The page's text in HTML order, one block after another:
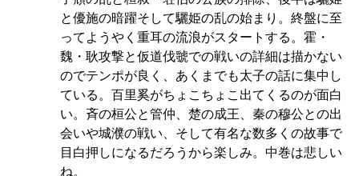
と優施の暗躍そして驪姫の乱の始まり。終盤に至
ってようやく重耳の流浪がスタートする。霍・
魏・耿攻撃と仮道伐虢での戦いの詳細は描かない
のでテンポが良く、あくまでも太子の話に集中し
ている。百里奚がちょこちょこ出てくるのが面白
い。斉の桓公と管仲、楚の成王、秦の穆公との出
会いや城濮の戦い、そして有名な数多くの故事で
目白押しになるだろうから楽しみ。中巻は悲しい
ね。